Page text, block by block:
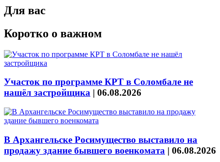
Для вас
Коротко о важном
Участок по программе КРТ в Соломбале не
нашёл застройщика | 06.08.2026
В Архангельске Росимущество выставило на
продажу здание бывшего военкомата | 06.08.2026